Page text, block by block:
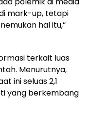
mark-up, tetapi
hal itu,”
terkait luas
Menurutnya,
ini seluas 2,1
yang berkembang